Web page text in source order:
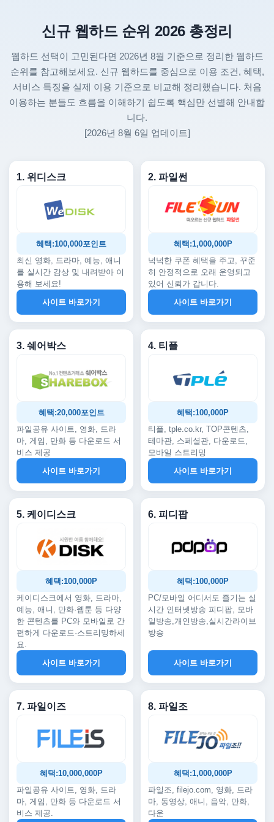
신규 웹하드 순위 2026 총정리
웹하드 선택이 고민된다면 2026년 8월 기준으로 정리한 웹하드
순위를 참고해보세요. 신규 웹하드를 중심으로 이용 조건, 혜택,
서비스 특징을 실제 이용 기준으로 비교해 정리했습니다. 처음
이용하는 분들도 흐름을 이해하기 쉽도록 핵심만 선별해 안내합
니다.
[2026년 8월 6일 업데이트]
1. 위디스크
혜택:100,000포인트
최신 영화, 드라마, 예능, 애니
를 실시간 감상 및 내려받아 이
용해 보세요!
사이트 바로가기
2. 파일썬
혜택:1,000,000P
넉넉한 쿠폰 혜택을 주고, 꾸준
히 안정적으로 오래 운영되고
있어 신뢰가 갑니다.
사이트 바로가기
3. 쉐어박스
혜택:20,000포인트
파일공유 사이트, 영화, 드라
마, 게임, 만화 등 다운로드 서
비스 제공
사이트 바로가기
4. 티플
혜택:100,000P
티플, tple.co.kr, TOP콘텐츠,
테마관, 스페셜관, 다운로드,
모바일 스트리밍
사이트 바로가기
5. 케이디스크
혜택:100,000P
케이디스크에서 영화, 드라마,
예능, 애니, 만화·웹툰 등 다양
한 콘텐츠를 PC와 모바일로 간
편하게 다운로드·스트리밍하세
요.
사이트 바로가기
6. 피디팝
혜택:100,000P
PC/모바일 어디서도 즐기는 실
시간 인터넷방송 피디팝, 모바
일방송,개인방송,실시간라이브
방송
사이트 바로가기
7. 파일이즈
혜택:10,000,000P
파일공유 사이트, 영화, 드라
마, 게임, 만화 등 다운로드 서
비스 제공.
8. 파일조
혜택:1,000,000P
파일조, filejo.com, 영화, 드라
마, 동영상, 애니, 음악, 만화,
다운